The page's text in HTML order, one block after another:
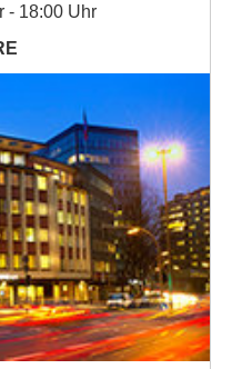
- 18:00 Uhr